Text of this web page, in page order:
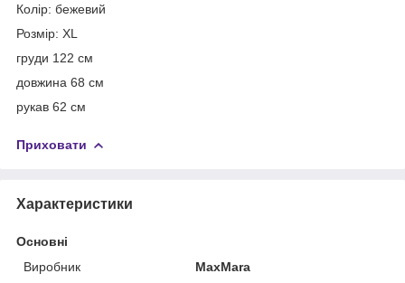
Колір: бежевий
Розмір: XL
груди 122 см
довжина 68 см
рукав 62 см
Приховати
Характеристики
Основні
Виробник
MaxMara